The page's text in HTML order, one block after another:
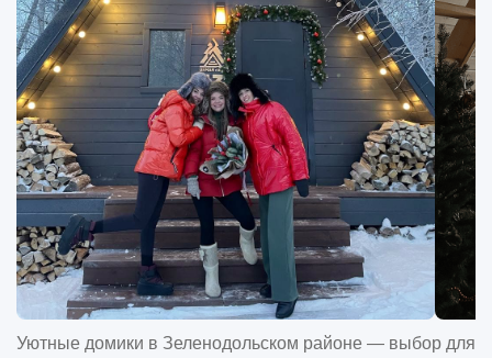
Уютные домики в Зеленодольском районе — выбор для